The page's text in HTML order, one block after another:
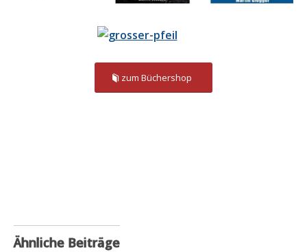
zum Büchershop
Ähnliche Beiträge